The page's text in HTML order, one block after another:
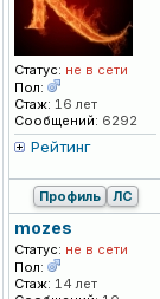
Статус: не в сети
Пол:
Стаж: 16 лет
Сообщений: 6292
Рейтинг
Профиль ЛС
mozes
Статус: не в сети
Пол:
Стаж: 14 лет